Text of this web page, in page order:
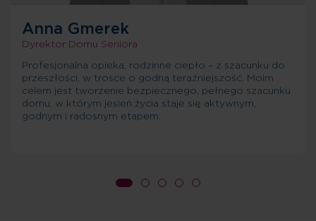
Anna Gmerek
Dyrektor Domu Seniora
Profesjonalna opieka, rodzinne ciepło – z szacunku do
przeszłości, w trosce o godną teraźniejszość. Moim
celem jest tworzenie bezpiecznego, pełnego szacunku
domu, w którym jesień życia staje się aktywnym,
godnym i radosnym etapem.